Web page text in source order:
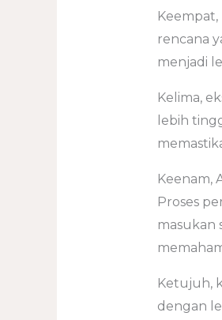
rencana
menjadi
Kelima,
lebih
Keenam,
Proses
masukan
Ketujuh,
dengan